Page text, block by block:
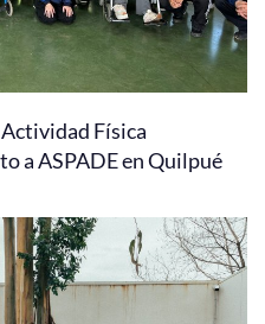
Física
a ASPADE en Quilpué